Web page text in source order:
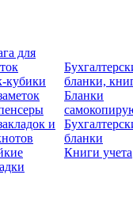
для
кубики
и
бланки,
Бланки
бланки
Книги учета